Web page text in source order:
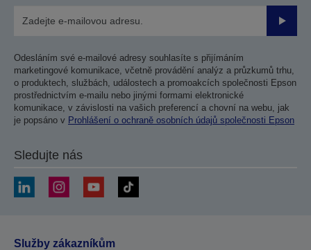
Odesláním své e-mailové adresy souhlasíte s přijímáním
marketingové komunikace, včetně provádění analýz a průzkumů trhu,
o produktech, službách, událostech a promoakcích společnosti Epson
prostřednictvím e-mailu nebo jinými formami elektronické
komunikace, v závislosti na vašich preferencí a chovní na webu, jak
je popsáno v Prohlášení o ochraně osobních údajů společnosti Epson
Sledujte nás
Služby zákazníkům